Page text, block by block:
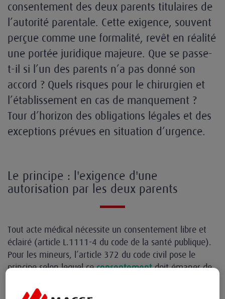
consentement des deux parents titulaires de
l’autorité parentale. Cette exigence, souvent
perçue comme une formalité, revêt en réalité
une portée juridique majeure. Que se passe-
t-il si l’un des parents n’a pas donné son
accord ? Quels risques pour le chirurgien et
l’établissement en cas de manquement ?
Tour d’horizon des obligations légales et des
exceptions prévues en situation d’urgence.
Le principe : l'exigence d'une
autorisation par les deux parents
Tout acte médical nécessite un consentement libre et
éclairé (article L.1111-4 du code de la santé publique).
Pour les mineurs, l’article 372 du code civil pose le
principe selon lequel ceconsentementdoit émaner de
parentale, quel que soit le statut juridique du couple.